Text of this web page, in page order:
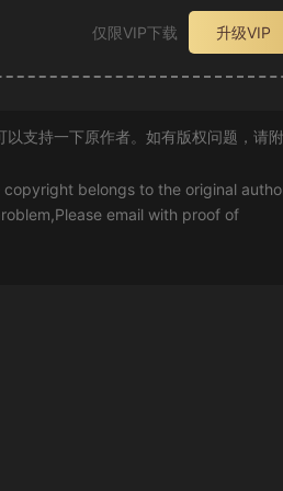
仅限VIP下载 升级VIP
支持一下原作者。如有版权问题，请
belongs to the original
email with proof of